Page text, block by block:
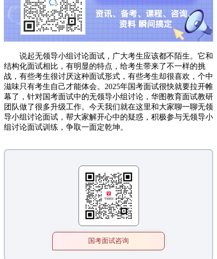
说起无领导小组讨论面试，广大考生应该都不陌生。它和
结构化面试相比，有明显的特点，给考生带来了不一样的挑
战，有些考生很讨厌这种面试形式，有些考生却很喜欢，个中
滋味只有考生自己才能体会。2025年国考面试很快就要拉开帷
幕了，针对国考面试中的无领导小组讨论，华图教育面试教研
团队做了很多升级工作。今天我们就在这里和大家聊一聊无领
导小组讨论面试，帮大家解开心中的疑惑，积极参与无领导小
组讨论面试训练，争取一面定乾坤。
国考面试咨询